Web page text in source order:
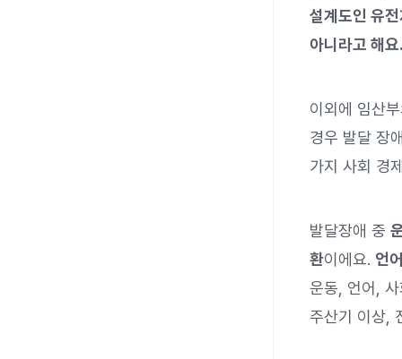
설계도인 유
아니라고 해
이외에 임산
경우 발달 장
가지 사회 경
발달장애 중
환이에요. 언
운동, 언어,
주산기 이상,